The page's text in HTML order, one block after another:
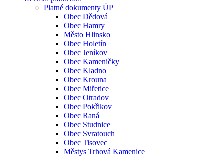
Platné dokumenty ÚP
Obec Dědová
Obec Hamry
Město Hlinsko
Obec Holetín
Obec Jeníkov
Obec Kameničky
Obec Kladno
Obec Krouna
Obec Miřetice
Obec Otradov
Obec Pokřikov
Obec Raná
Obec Studnice
Obec Svratouch
Obec Tisovec
Městys Trhová Kamenice